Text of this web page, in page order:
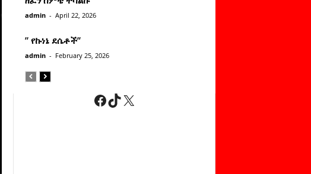
admin - April 22, 2026
” የኩነኔ ደሴቶች’’
admin - February 25, 2026
Facebook
TikTok
X